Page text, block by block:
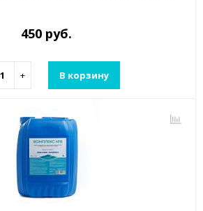
450 руб.
+ В корзину